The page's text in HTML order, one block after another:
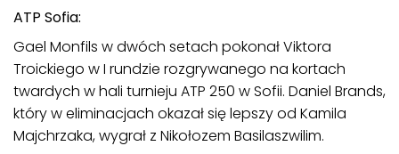
ATP Sofia:
Gael Monfils w dwóch setach pokonał Viktora
Troickiego w I rundzie rozgrywanego na kortach
twardych w hali turnieju ATP 250 w Sofii. Daniel Brands,
który w eliminacjach okazał się lepszy od Kamila
Majchrzaka, wygrał z Nikołozem Basilaszwilim.